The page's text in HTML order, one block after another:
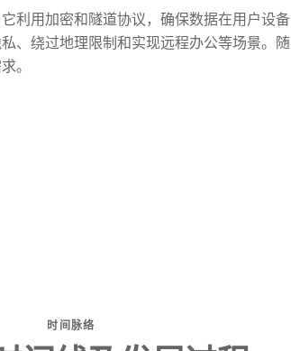
利用加密和隧道协议，确保数据在用户设备
、绕过地理限制和实现远程办公等场景。随
。
时间脉络